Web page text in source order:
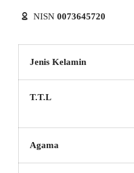
NISN 0073645720
Jenis Kelamin
T.T.L
Agama